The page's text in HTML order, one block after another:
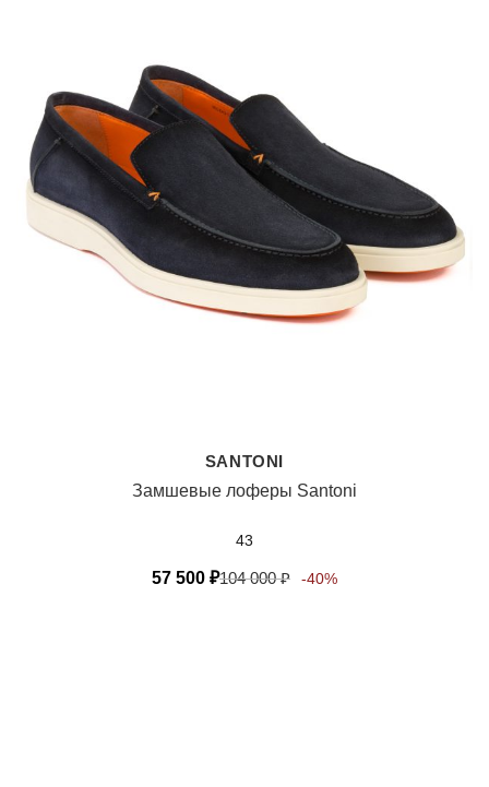
SANTONI
Замшевые лоферы Santoni
43
57 500 ₽104 000₽ -40%